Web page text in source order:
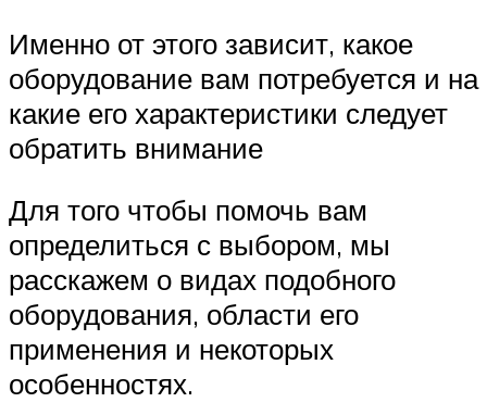
Именно от этого зависит, какое
оборудование вам потребуется и на
какие его характеристики следует
обратить внимание
Для того чтобы помочь вам
определиться с выбором, мы
расскажем о видах подобного
оборудования, области его
применения и некоторых
особенностях.